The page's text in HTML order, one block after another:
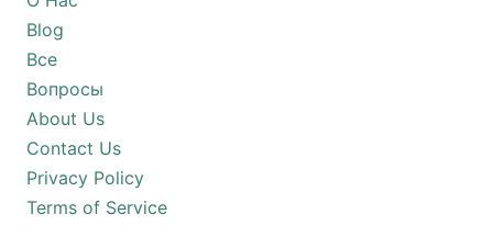
Blog
Все
Вопросы
About Us
Contact Us
Privacy Policy
Terms of Service